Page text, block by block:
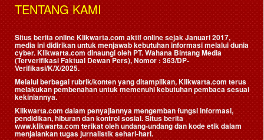
TENTANG KAMI
Situs berita online Klikwarta.com aktif online sejak Januari 2017,
media ini didirikan untuk menjawab kebutuhan informasi melalui dunia
cyber. Klikwarta.com dinaungi oleh PT. Wahana Bintang Media
(Terverifikasi Faktual Dewan Pers), Nomor : 363/DP-
Verifikasi/K/X/2025.
Melalui berbagai rubrik/konten yang ditampilkan, Klikwarta.com terus
melakukan pembenahan untuk memenuhi kebutuhan pembaca sesuai
kekiniannya.
Klikwarta.com dalam penyajiannya mengemban fungsi informasi,
pendidikan, hiburan dan kontrol sosial. Situs berita
www.klikwarta.com terikat oleh undang-undang dan kode etik dalam
menjalankan tugas jurnalistik sehari-hari.